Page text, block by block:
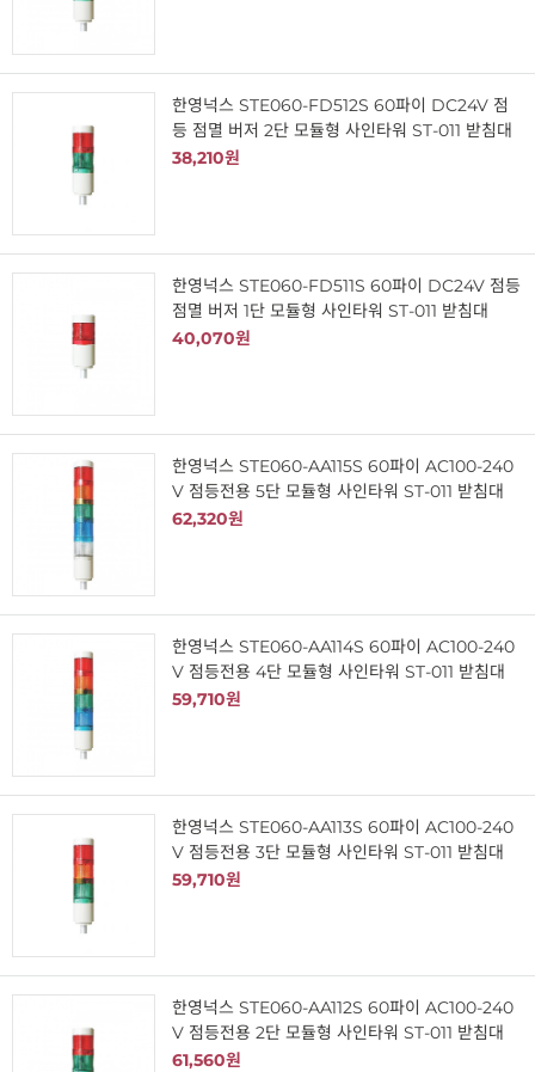
한영넉스 STE060-FD512S 60파이 DC24V 점
등 점멸 버저 2단 모듈형 사인타워 ST-011 받침대
38,210원
한영넉스 STE060-FD511S 60파이 DC24V 점등
점멸 버저 1단 모듈형 사인타워 ST-011 받침대
40,070원
한영넉스 STE060-AA115S 60파이 AC100-240
V 점등전용 5단 모듈형 사인타워 ST-011 받침대
62,320원
한영넉스 STE060-AA114S 60파이 AC100-240
V 점등전용 4단 모듈형 사인타워 ST-011 받침대
59,710원
한영넉스 STE060-AA113S 60파이 AC100-240
V 점등전용 3단 모듈형 사인타워 ST-011 받침대
59,710원
한영넉스 STE060-AA112S 60파이 AC100-240
V 점등전용 2단 모듈형 사인타워 ST-011 받침대
61,560원